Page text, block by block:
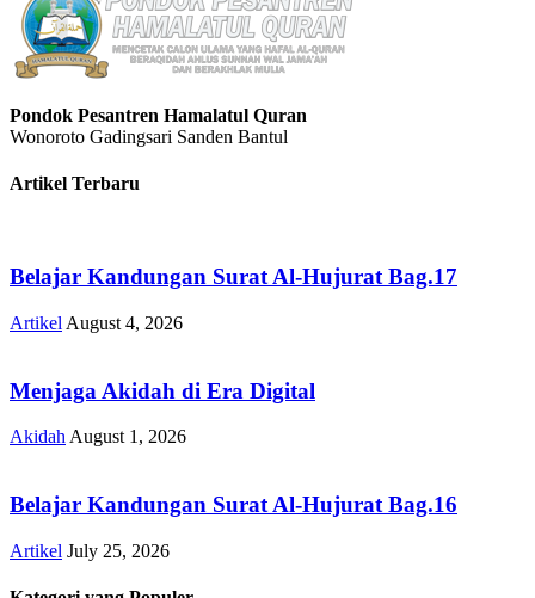
Pondok Pesantren Hamalatul Quran
Wonoroto Gadingsari Sanden Bantul
Artikel Terbaru
Belajar Kandungan Surat Al-Hujurat Bag.17
Artikel August 4, 2026
Menjaga Akidah di Era Digital
AkidahAugust 1, 2026
Belajar Kandungan Surat Al-Hujurat Bag.16
Artikel July 25, 2026